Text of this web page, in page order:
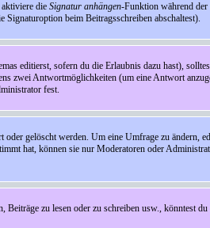
die Signatur anhängen-Funktion während der
beim Beitragsschreiben abschaltest).
editierst, sofern du die Erlaubnis dazu hast),
zwei Antwortmöglichkeiten (um eine Antwort
fest.
gelöscht werden. Um eine Umfrage zu ändern,
hat, können sie nur Moderatoren oder
zu lesen oder zu schreiben usw., könntest